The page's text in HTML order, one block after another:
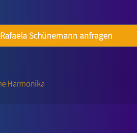
Schünemann anfragen
Harmonika